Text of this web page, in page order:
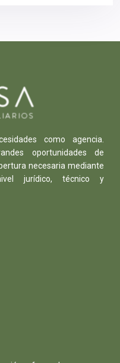
como agencia.
oportunidades de
necesaria mediante
jurídico, técnico y